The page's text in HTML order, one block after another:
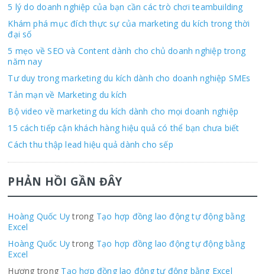
5 lý do doanh nghiệp của bạn cần các trò chơi teambuilding
Khám phá mục đích thực sự của marketing du kích trong thời
đại số
5 mẹo về SEO và Content dành cho chủ doanh nghiệp trong
năm nay
Tư duy trong marketing du kích dành cho doanh nghiệp SMEs
Tản mạn về Marketing du kích
Bộ video về marketing du kích dành cho mọi doanh nghiệp
15 cách tiếp cận khách hàng hiệu quả có thể bạn chưa biết
Cách thu thập lead hiệu quả dành cho sếp
PHẢN HỒI GẦN ĐÂY
Hoàng Quốc Uytrong Tạo hợp đồng lao động tự động bằng
Excel
Hoàng Quốc Uytrong Tạo hợp đồng lao động tự động bằng
Excel
Hương trong Tạo hợp đồng lao động tự động bằng Excel